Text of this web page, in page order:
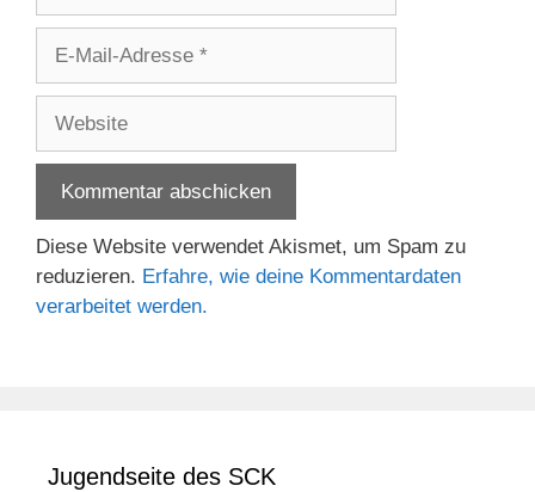
Adresse
Diese Website verwendet Akismet, um Spam zu
reduzieren. Erfahre, wie deine Kommentardaten
verarbeitet werden.
Jugendseite des SCK